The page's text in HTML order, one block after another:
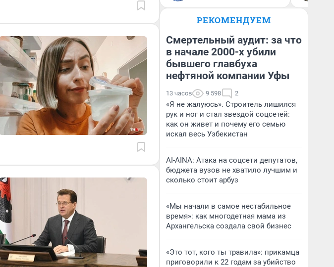
РЕКОМЕНДУЕМ
Смертельный аудит: за что
в начале 2000-х убили
бывшего главбуха
нефтяной компании Уфы
13 часов 9 598 2
«Я не жалуюсь». Строитель лишился
рук и ног и стал звездой соцсетей:
как он живет и почему его семью
искал весь Узбекистан
AI-AINA: Атака на соцсети депутатов,
бюджета вузов не хватило лучшим и
сколько стоит арбуз
«Мы начали в самое нестабильное
время»: как многодетная мама из
Архангельска создала свой бизнес
«Это тот, кого ты травила»: прикамца
приговорили к 22 годам за убийство